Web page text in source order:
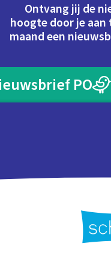
Ontvang jij de
hoogte door je
maand een
PO